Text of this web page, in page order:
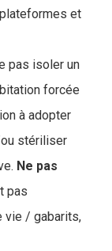
et
pas isoler un
forcée
à adopter
stériliser
Ne pas
pas
vie / gabarits,